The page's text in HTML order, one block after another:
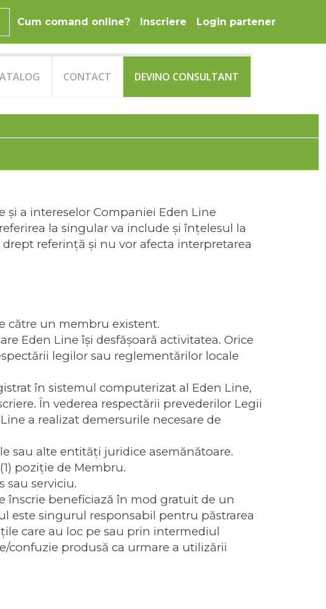
Cum comand online? Inscriere Login partener
CONTACT DEVINO CONSULTANT
a intereselor Companiei Eden Line
la singular va include şi înţelesul la
referinţă şi nu vor afecta interpretarea
către un membru existent.
Eden Line îşi desfăşoară activitatea. Orice
legilor sau reglementărilor locale
în sistemul computerizat al Eden Line,
În vederea respectării prevederilor Legii
a realizat demersurile necesare de
sau alte entităţi juridice asemănătoare.
poziţie de Membru.
serviciu.
înscrie beneficiază în mod gratuit de un
este singurul responsabil pentru păstrarea
care au loc pe sau prin intermediul
confuzie produsă ca urmare a utilizării